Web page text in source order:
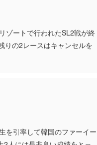
ゾートで行われたSL2戦が終
りの2レースはキャンセルを
を引率して韓国のファーイー